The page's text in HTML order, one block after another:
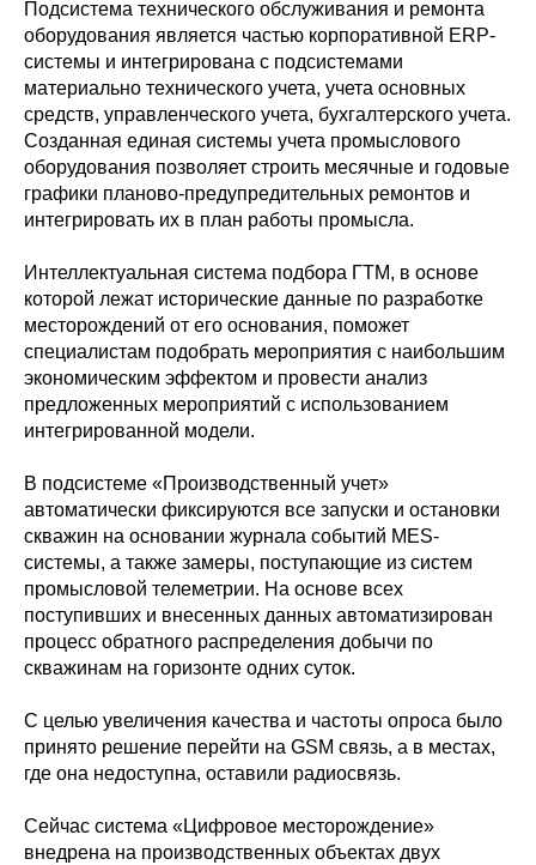
Подсистема технического обслуживания и ремонта
оборудования является частью корпоративной ERP-
системы и интегрирована с подсистемами
материально технического учета, учета основных
средств, управленческого учета, бухгалтерского учета.
Созданная единая системы учета промыслового
оборудования позволяет строить месячные и годовые
графики планово-предупредительных ремонтов и
интегрировать их в план работы промысла.
Интеллектуальная система подбора ГТМ, в основе
которой лежат исторические данные по разработке
месторождений от его основания, поможет
специалистам подобрать мероприятия с наибольшим
экономическим эффектом и провести анализ
предложенных мероприятий с использованием
интегрированной модели.
В подсистеме «Производственный учет»
автоматически фиксируются все запуски и остановки
скважин на основании журнала событий MES-
системы, а также замеры, поступающие из систем
промысловой телеметрии. На основе всех
поступивших и внесенных данных автоматизирован
процесс обратного распределения добычи по
скважинам на горизонте одних суток.
С целью увеличения качества и частоты опроса было
принято решение перейти на GSM связь, а в местах,
где она недоступна, оставили радиосвязь.
Сейчас система «Цифровое месторождение»
внедрена на производственных объектах двух